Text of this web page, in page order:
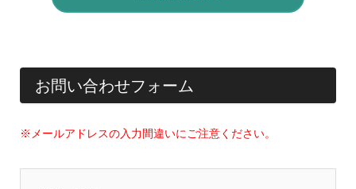
お問い合わせフォーム
※メールアドレスの入力間違いにご注意ください。